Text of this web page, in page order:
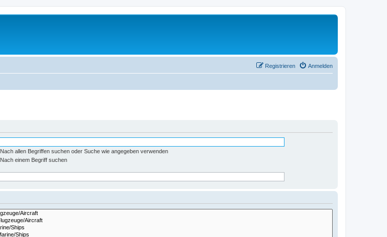
Anmelden
Registrieren
Nach allen Begriffen suchen oder Suche wie angegeben verwenden
Nach einem Begriff suchen